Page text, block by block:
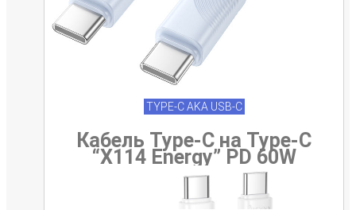
TYPE-C AKA USB-C
Кабель Type-C на Type-C
“X114 Energy” PD 60W